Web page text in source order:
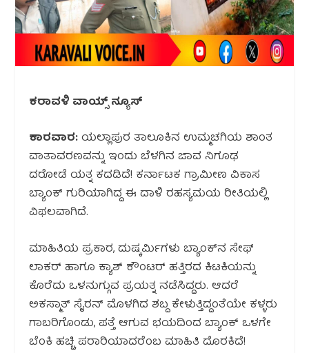
ಕರಾವಳಿ ವಾಯ್ಸ್ ನ್ಯೂಸ್
ಕಾರವಾರ:ಯಲ್ಲಾಪುರ ತಾಲೂಕಿನ ಉಮ್ಮಚಗಿಯ ಶಾಂತ
ವಾತಾವರಣವನ್ನು ಇಂದು ಬೆಳಗಿನ ಜಾವ ನಿಗೂಢ
ದರೋಡೆ ಯತ್ನ ಕದಡಿದೆ! ಕರ್ನಾಟಕ ಗ್ರಾಮೀಣ ವಿಕಾಸ
ಬ್ಯಾಂಕ್‌ ಗುರಿಯಾಗಿದ್ದ ಈ ದಾಳಿ ರಹಸ್ಯಮಯ ರೀತಿಯಲ್ಲಿ
ವಿಫಲವಾಗಿದೆ.
ಮಾಹಿತಿಯ ಪ್ರಕಾರ, ದುಷ್ಕರ್ಮಿಗಳು ಬ್ಯಾಂಕ್‌ನ ಸೇಫ್
ಲಾಕರ್ ಹಾಗೂ ಕ್ಯಾಶ್‌ ಕೌಂಟರ್ ಹತ್ತಿರದ ಕಿಟಕಿಯನ್ನು
ಕೊರೆದು ಒಳನುಗ್ಗುವ ಪ್ರಯತ್ನ ನಡೆಸಿದ್ದರು. ಆದರೆ
ಅಕಸ್ಮಾತ್‌ ಸೈರನ್‌ ಮೊಳಗಿದ ಶಬ್ದ ಕೇಳುತ್ತಿದ್ದಂತೆಯೇ ಕಳ್ಳರು
ಗಾಬರಿಗೊಂಡು, ಪತ್ತೆ ಆಗುವ ಭಯದಿಂದ ಬ್ಯಾಂಕ್ ಒಳಗೇ
ಬೆಂಕಿ ಹಚ್ಚಿ ಪರಾರಿಯಾದರೆಂಬ ಮಾಹಿತಿ ದೊರಕಿದೆ!